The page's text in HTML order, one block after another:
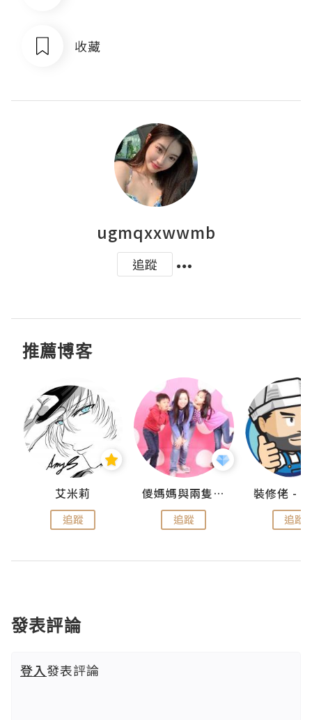
收藏
ugmqxxwwmb
追蹤
推薦博客
艾米莉
追蹤
儍媽媽與兩隻小魔怪之家
追蹤 追蹤
發表評論
登入發表評論